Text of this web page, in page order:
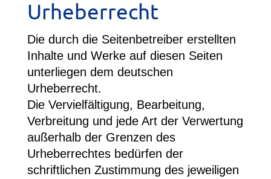
Urheberrecht
Die durch die Seitenbetreiber erstellten
Inhalte und Werke auf diesen Seiten
unterliegen dem deutschen
Urheberrecht.
Die Vervielfältigung, Bearbeitung,
Verbreitung und jede Art der Verwertung
außerhalb der Grenzen des
Urheberrechtes bedürfen der
schriftlichen Zustimmung des jeweiligen